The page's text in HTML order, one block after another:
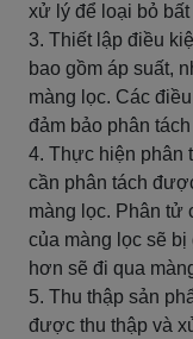
xử lý để loại bỏ bất
3. Thiết lập điều
bao gồm áp suất,
màng lọc. Các
đảm bảo phân
4. Thực hiện phân
cần phân tách
màng lọc. Phân
của màng lọc sẽ
hơn sẽ đi qua
5. Thu thập sản
được thu thập và